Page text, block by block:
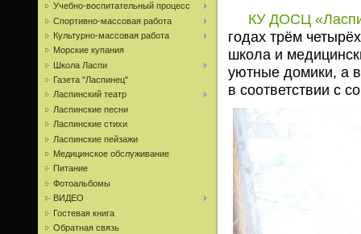
Учебно-воспитательный процесс
Спортивно-массовая работа
Культурно-массовая работа
Морские купания
Школа Ласпи
Газета "Ласпинец"
Ласпинский театр
Ласпинские песни
Ласпинские стихи
Ласпинские пейзажи
Медицинское обслуживание
Питание
Фотоальбомы
ВИДЕО
Гостевая книга
Обратная связь
КУ ДОСЦ
годах трём
школа и
уютные домики, а
в соответствии с